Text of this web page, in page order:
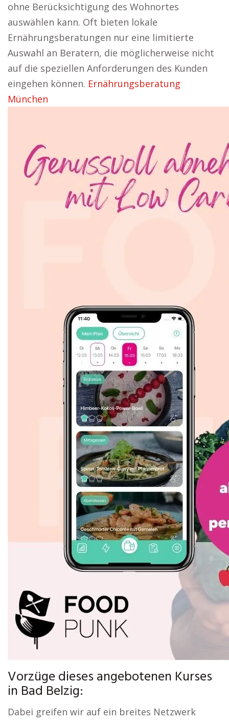
ohne Berücksichtigung des Wohnortes
auswählen kann. Oft bieten lokale
Ernährungsberatungen nur eine limitierte
Auswahl an Beratern, die möglicherweise nicht
auf die speziellen Anforderungen des Kunden
eingehen können. Ernährungsberatung
München
Vorzüge dieses angebotenen Kurses
in Bad Belzig:
Dabei greifen wir auf ein breites Netzwerk